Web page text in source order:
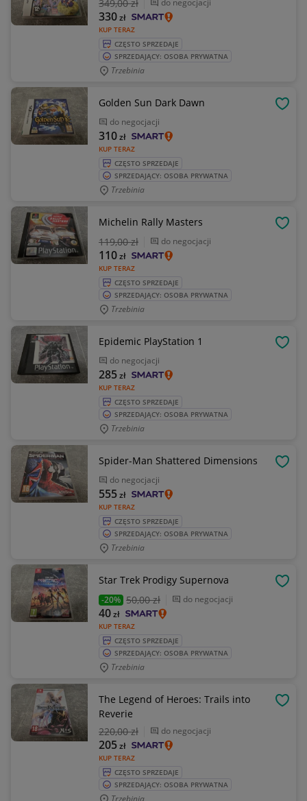
349,00 zł do negocjacji
KUP TERAZ
330zł
CZĘSTO SPRZEDAJE
SPRZEDAJĄCY: OSOBA PRYWATNA
Trzebinia
Golden Sun Dark Dawn
do negocjacji
KUP TERAZ
310zł
CZĘSTO SPRZEDAJE
SPRZEDAJĄCY: OSOBA PRYWATNA
Trzebinia
Michelin Rally Masters
119,00 zł do negocjacji
KUP TERAZ
110zł
CZĘSTO SPRZEDAJE
SPRZEDAJĄCY: OSOBA PRYWATNA
Trzebinia
Epidemic PlayStation 1
do negocjacji
KUP TERAZ
285zł
CZĘSTO SPRZEDAJE
SPRZEDAJĄCY: OSOBA PRYWATNA
Trzebinia
Spider-Man Shattered Dimensions
do negocjacji
KUP TERAZ
555zł
CZĘSTO SPRZEDAJE
SPRZEDAJĄCY: OSOBA PRYWATNA
Trzebinia
Star Trek Prodigy Supernova
-20% 50,00 zł do negocjacji
KUP TERAZ
40zł
CZĘSTO SPRZEDAJE
SPRZEDAJĄCY: OSOBA PRYWATNA
Trzebinia
The Legend of Heroes: Trails into
Reverie
220,00 zł do negocjacji
KUP TERAZ
205zł
CZĘSTO SPRZEDAJE
SPRZEDAJĄCY: OSOBA PRYWATNA
Trzebinia